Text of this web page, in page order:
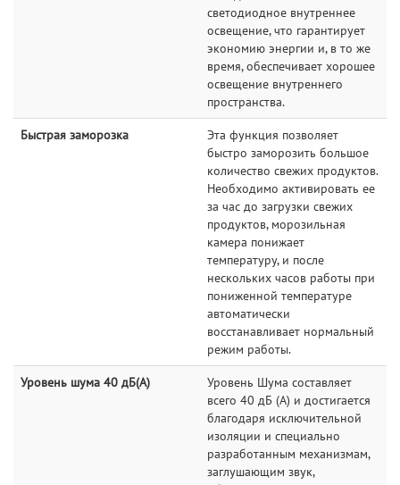
светодиодное внутреннее
освещение, что гарантирует
экономию энергии и, в то же
время, обеспечивает хорошее
освещение внутреннего
пространства.
Быстрая заморозка
Эта функция позволяет
быстро заморозить большое
количество свежих продуктов.
Необходимо активировать ее
за час до загрузки свежих
продуктов, морозильная
камера понижает
температуру, и после
нескольких часов работы при
пониженной температуре
автоматически
восстанавливает нормальный
режим работы.
Уровень шума 40 дБ(А)
Уровень Шума составляет
всего 40 дБ (А) и достигается
благодаря исключительной
изоляции и специально
разработанным механизмам,
заглушающим звук,